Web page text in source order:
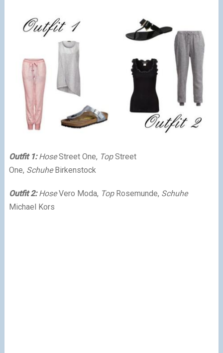
Outfit 1: HoseStreet One, TopStreet
One, SchuheBirkenstock
Outfit 2:HoseVero Moda, Top Rosemunde, Schuhe
Michael Kors